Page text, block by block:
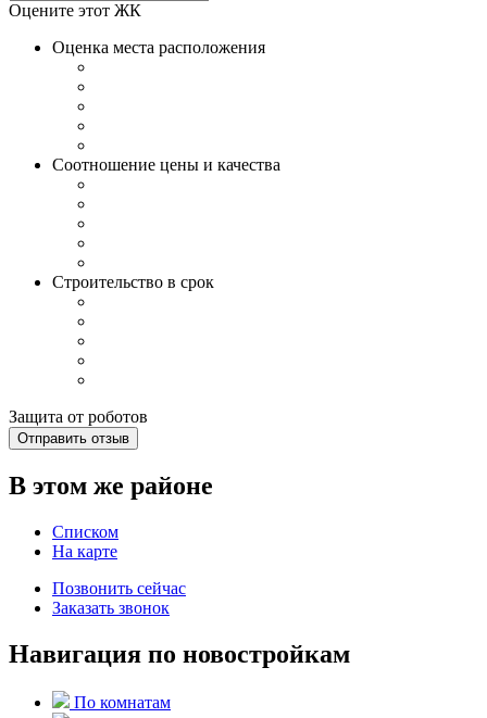
Оцените этот ЖК
Оценка места расположения
Соотношение цены и качества
Строительство в срок
Защита от роботов
Отправить отзыв
В этом же районе
Списком
На карте
Позвонить сейчас
Заказать звонок
Навигация по новостройкам
По комнатам